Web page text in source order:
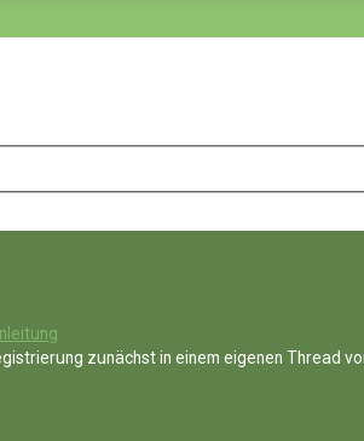
zunächst in einem eigenen Thread